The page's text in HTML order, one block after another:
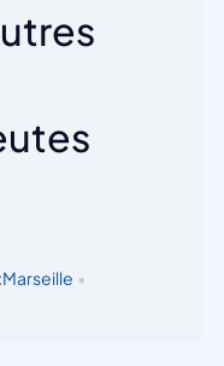
Marseille •